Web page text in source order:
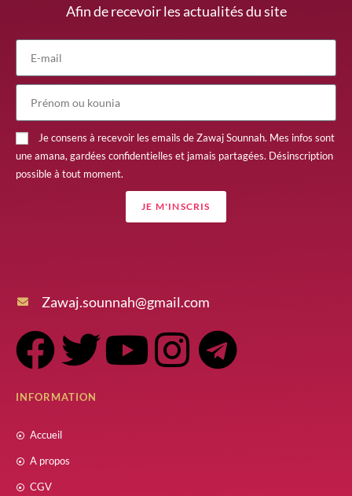
Afin de recevoir les actualités du site
Je consens à recevoir les emails de Zawaj Sounnah. Mes infos sont
une amana, gardées confidentielles et jamais partagées. Désinscription
possible à tout moment.
JE M'INSCRIS
Zawaj.sounnah@gmail.com
INFORMATION
Accueil
A propos
CGV